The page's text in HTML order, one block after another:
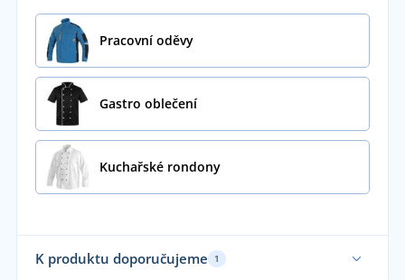
Pracovní oděvy
Gastro oblečení
Kuchařské rondony
K produktu doporučujeme 1